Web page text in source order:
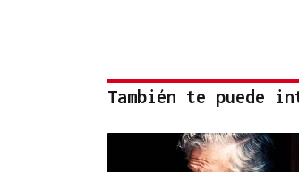
También te puede